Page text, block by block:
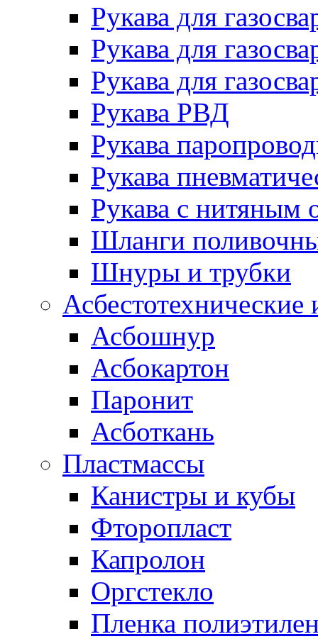
Рукава для
Рукава для
Рукава для
Рукава РВД
Рукава
Рукава
Рукава с нитяным
Шланги
Шнуры и трубки
Асбестотехнические
Асбошнур
Асбокартон
Паронит
Асботкань
Пластмассы
Канистры и кубы
Фторопласт
Капролон
Оргстекло
Пленка